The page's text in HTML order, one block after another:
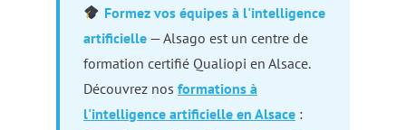
Formez vos équipes à l'intelligence
artificielle — Alsago est un centre de
formation certifié Qualiopi en Alsace.
Découvrez nos formations à
l'intelligence artificielle en Alsace :